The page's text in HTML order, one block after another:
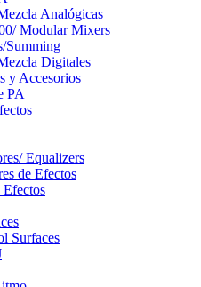
Analógicas
Modular Mixers
Summing
Digitales
y Accesorios
PA
Equalizers
de Efectos
Efectos
Surfaces